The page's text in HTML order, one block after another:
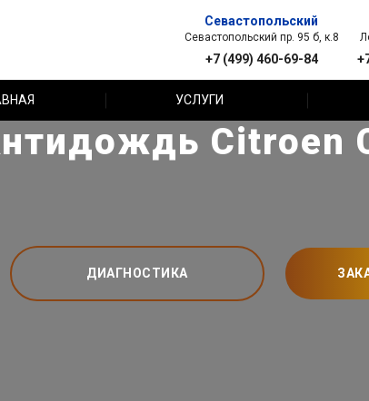
Севастопольский
Севастопольский пр. 95 б, к.8
+7 (499) 460-69-84
УСЛУГИ
Citroen
ДИАГНОСТИКА